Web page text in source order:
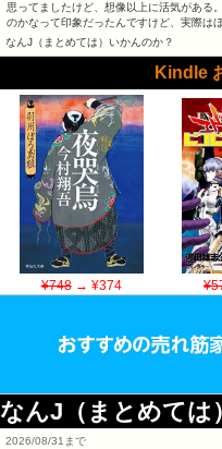
思ってましたけど、想像以上に活気がある
のかなって印象だったんですけど、実際は
なんJ（まとめては）いかんのか？
Kindle
¥748→ ¥374
2026/08/31まで